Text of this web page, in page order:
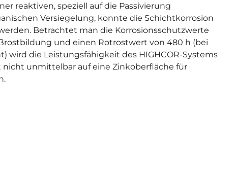
reaktiven, speziell auf die Passivierung
Versiegelung, konnte die Schichtkorrosion
Betrachtet man die Korrosionsschutzwerte
und einen Rotrostwert von 480 h (bei
wird die Leistungsfähigkeit des HIGHCOR-Systems
unmittelbar auf eine Zinkoberfläche für